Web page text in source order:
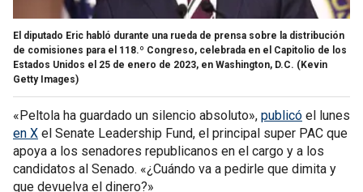
El diputado Eric habló durante una rueda de prensa sobre la distribución
de comisiones para el 118.º Congreso, celebrada en el Capitolio de los
Estados Unidos el 25 de enero de 2023, en Washington, D.C. (Kevin
Getty Images)
«Peltola ha guardado un silencio absoluto», publicó el lunes
en X el Senate Leadership Fund, el principal super PAC que
apoya a los senadores republicanos en el cargo y a los
candidatos al Senado. «¿Cuándo va a pedirle que dimita y
que devuelva el dinero?»